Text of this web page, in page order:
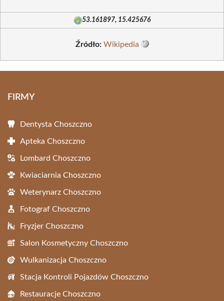
53.161897, 15.425676
Źródło: Wikipedia
FIRMY
Dentysta Choszczno
Apteka Choszczno
Lombard Choszczno
Kwiaciarnia Choszczno
Weterynarz Choszczno
Fotograf Choszczno
Fryzjer Choszczno
Salon Kosmetyczny Choszczno
Wulkanizacja Choszczno
Stacja Kontroli Pojazdów Choszczno
Restauracje Choszczno